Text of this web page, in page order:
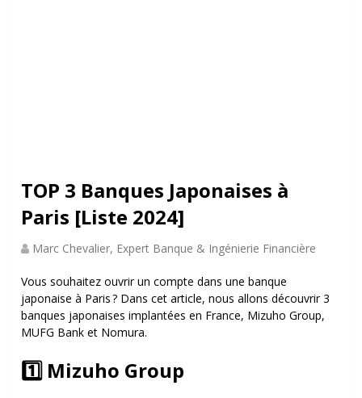
TOP 3 Banques Japonaises à
Paris [Liste 2024]
Marc Chevalier, Expert Banque & Ingénierie Financière
Vous souhaitez ouvrir un compte dans une banque
japonaise à Paris ? Dans cet article, nous allons découvrir 3
banques japonaises implantées en France, Mizuho Group,
MUFG Bank et Nomura.
1️⃣ Mizuho Group